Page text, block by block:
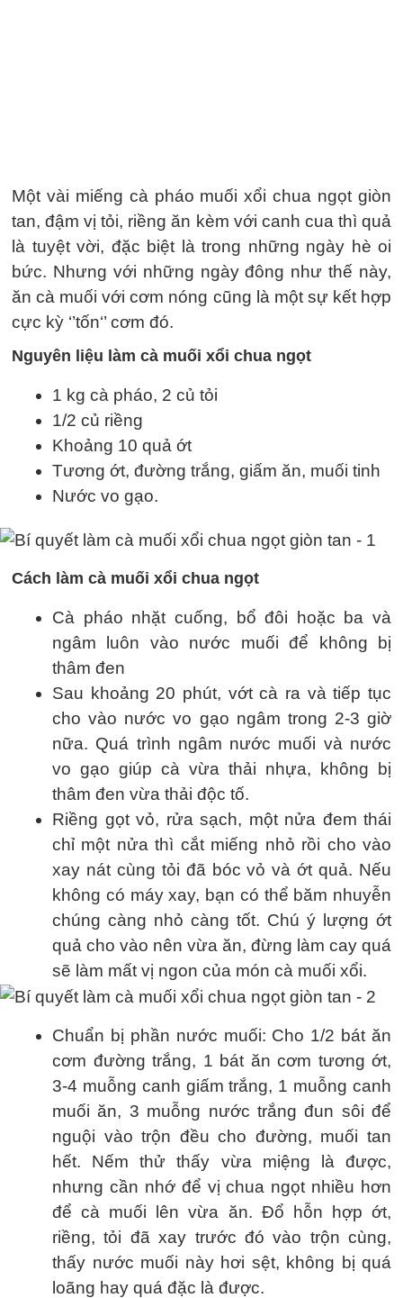
Một vài miếng cà pháo muối xổi chua ngọt giòn
tan, đậm vị tỏi, riềng ăn kèm với canh cua thì quả
là tuyệt vời, đặc biệt là trong những ngày hè oi
bức. Nhưng với những ngày đông như thế này,
ăn cà muối với cơm nóng cũng là một sự kết hợp
cực kỳ ‘’tốn‘’ cơm đó.
Nguyên liệu làm cà muối xổi chua ngọt
1 kg cà pháo, 2 củ tỏi
1/2 củ riềng
Khoảng 10 quả ớt
Tương ớt, đường trắng, giấm ăn, muối tinh
Nước vo gạo.
Cách làm cà muối xổi chua ngọt
Cà pháo nhặt cuống, bổ đôi hoặc ba và
ngâm luôn vào nước muối để không bị
thâm đen
Sau khoảng 20 phút, vớt cà ra và tiếp tục
cho vào nước vo gạo ngâm trong 2-3 giờ
nữa. Quá trình ngâm nước muối và nước
vo gạo giúp cà vừa thải nhựa, không bị
thâm đen vừa thải độc tố.
Riềng gọt vỏ, rửa sạch, một nửa đem thái
chỉ một nửa thì cắt miếng nhỏ rồi cho vào
xay nát cùng tỏi đã bóc vỏ và ớt quả. Nếu
không có máy xay, bạn có thể băm nhuyễn
chúng càng nhỏ càng tốt. Chú ý lượng ớt
quả cho vào nên vừa ăn, đừng làm cay quá
sẽ làm mất vị ngon của món cà muối xổi.
Chuẩn bị phần nước muối: Cho 1/2 bát ăn
cơm đường trắng, 1 bát ăn cơm tương ớt,
3-4 muỗng canh giấm trắng, 1 muỗng canh
muối ăn, 3 muỗng nước trắng đun sôi để
nguội vào trộn đều cho đường, muối tan
hết. Nếm thử thấy vừa miệng là được,
nhưng cần nhớ để vị chua ngọt nhiều hơn
để cà muối lên vừa ăn. Đổ hỗn hợp ớt,
riềng, tỏi đã xay trước đó vào trộn cùng,
thấy nước muối này hơi sệt, không bị quá
loãng hay quá đặc là được.